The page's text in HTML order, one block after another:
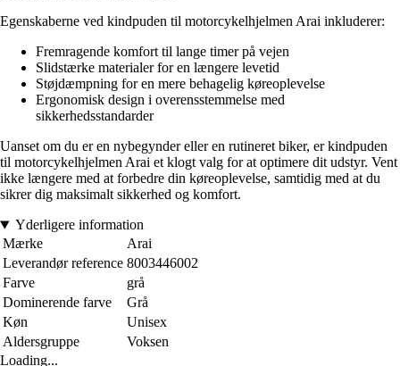
Egenskaberne ved kindpuden til motorcykelhjelmen Arai inkluderer:
Fremragende komfort til lange timer på vejen
Slidstærke materialer for en længere levetid
Støjdæmpning for en mere behagelig køreoplevelse
Ergonomisk design i overensstemmelse med
sikkerhedsstandarder
Uanset om du er en nybegynder eller en rutineret biker, er kindpuden
til motorcykelhjelmen Arai et klogt valg for at optimere dit udstyr. Vent
ikke længere med at forbedre din køreoplevelse, samtidig med at du
sikrer dig maksimalt sikkerhed og komfort.
Yderligere information
Mærke
Arai
Leverandør reference 8003446002
Farve
grå
Dominerende farve
Grå
Køn
Unisex
Aldersgruppe
Voksen
Loading...